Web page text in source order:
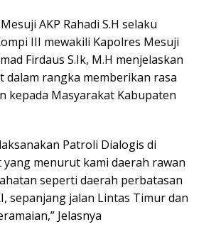
AKP Rahadi S.H selaku
III mewakili Kapolres Mesuji
Firdaus S.Ik, M.H menjelaskan
dalam rangka memberikan rasa
kepada Masyarakat Kabupaten
Patroli Dialogis di
menurut kami daerah rawan
seperti daerah perbatasan
sepanjang jalan Lintas Timur dan
Jelasnya